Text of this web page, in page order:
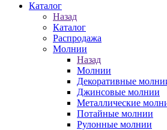
Каталог
Назад
Каталог
Распродажа
Молнии
Назад
Молнии
Декоративные
Джинсовые молнии
Металлические
Потайные молнии
Рулонные молнии